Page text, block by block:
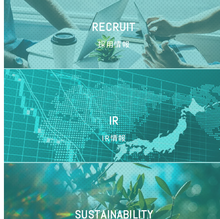
RECRUIT
採用情報
IR
IR情報
SUSTAINABILITY